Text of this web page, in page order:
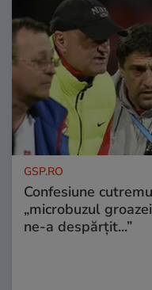
GSP.RO
Confesiune
„microbuzul
ne-a despărțit...”